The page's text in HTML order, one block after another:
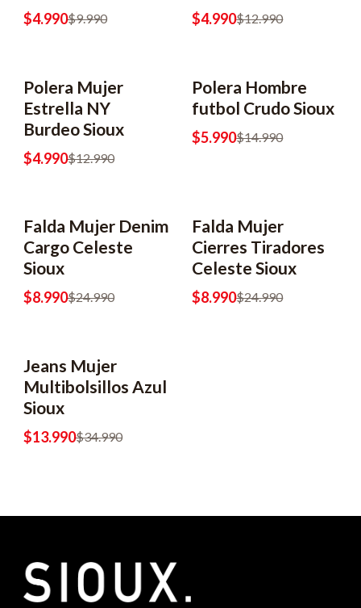
$4.990$9.990 $4.990$12.990
-62% OFF
2x6990
Polera Mujer
Estrella NY
Burdeo Sioux
$4.990$12.990
-60% OFF
2x8990
Polera Hombre
futbol Crudo Sioux
$5.990$14.990
-64% OFF
Falda Mujer Denim
Cargo Celeste
Sioux
$8.990$24.990
-64% OFF
Falda Mujer
Cierres Tiradores
Celeste Sioux
$8.990$24.990
-60% OFF
Jeans Mujer
Multibolsillos Azul
Sioux
$13.990$34.990